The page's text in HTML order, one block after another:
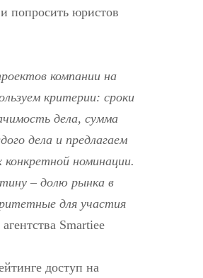
попросить юристов
компании на
критерии: сроки
дела, сумма
дела и предлагаем
номинации.
– долю рынка в
для участия
Smartiee
доступ на